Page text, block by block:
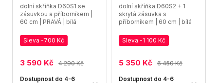
dolní skříňka D60S1 se
zásuvkou a příborníkem |
60 cm | PRAVÁ | bílá
Sleva -700 Kč
3 590 Kč 4 290 Kč
Dostupnost do 4-6
dolní skříňka D60S2 + 1
skrytá zásuvka s
příborníkem | 60 cm | bílá
Sleva -1 100 Kč
5 350 Kč 6 450 Kč
Dostupnost do 4-6